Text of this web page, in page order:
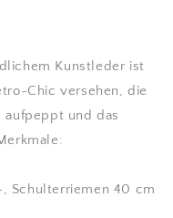
Kunstleder ist
Chic versehen, die
aufpeppt und das
Schulterriemen 40 cm